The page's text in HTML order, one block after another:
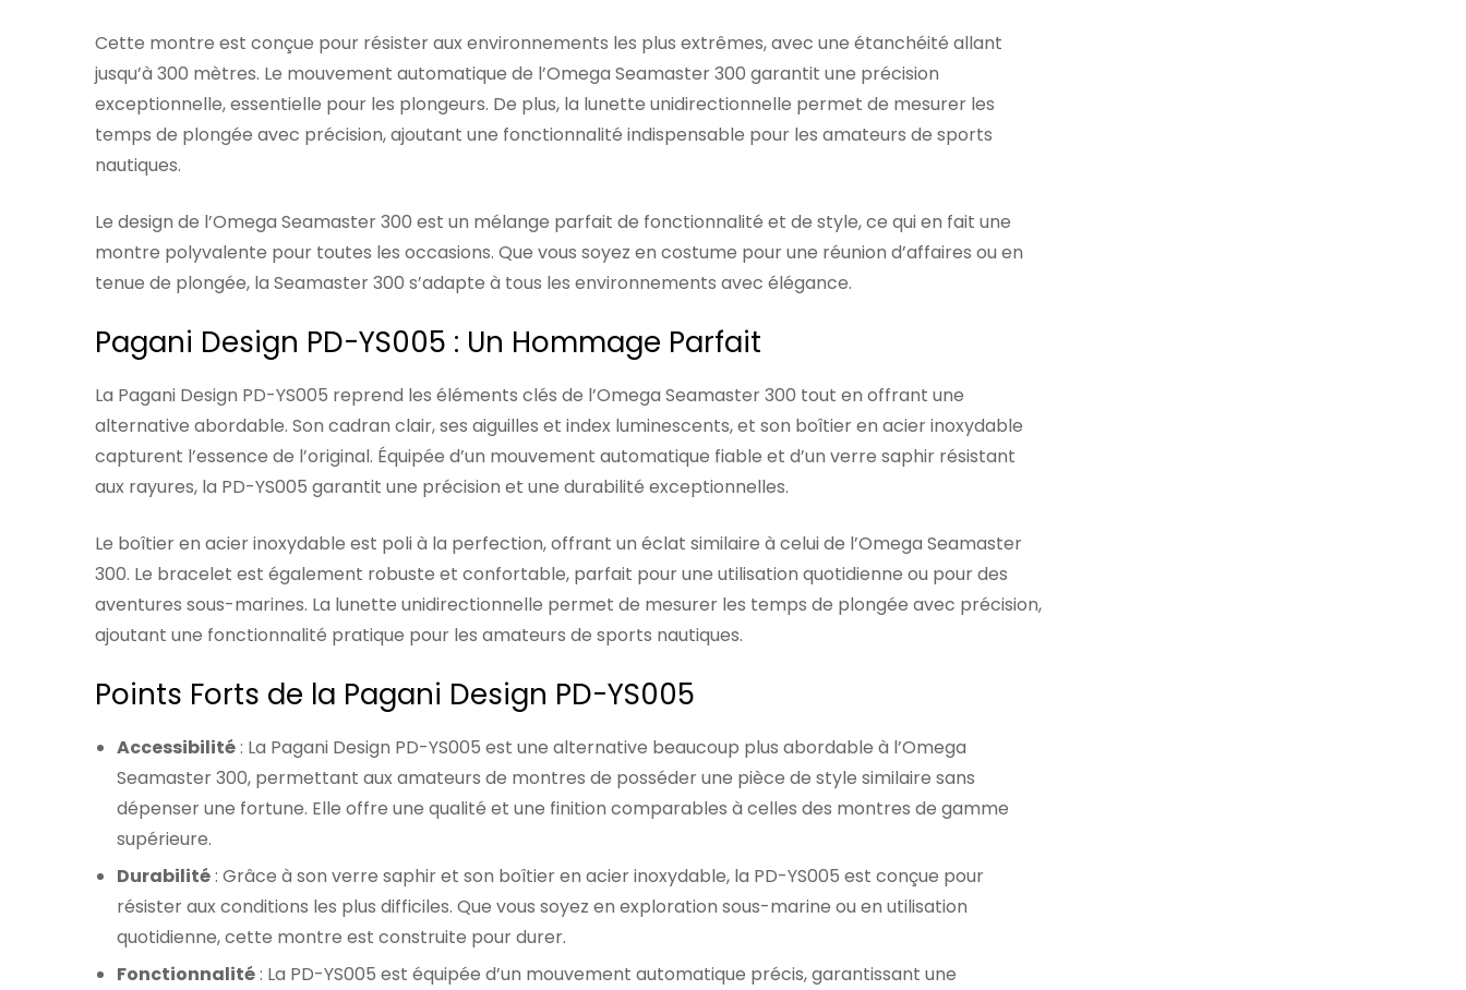
Cette montre est conçue pour résister aux environnements les plus extrêmes, avec une étanchéité allant
jusqu’à 300 mètres. Le mouvement automatique de l’Omega Seamaster 300 garantit une précision
exceptionnelle, essentielle pour les plongeurs. De plus, la lunette unidirectionnelle permet de mesurer les
temps de plongée avec précision, ajoutant une fonctionnalité indispensable pour les amateurs de sports
nautiques.
Le design de l’Omega Seamaster 300 est un mélange parfait de fonctionnalité et de style, ce qui en fait une
montre polyvalente pour toutes les occasions. Que vous soyez en costume pour une réunion d’affaires ou en
tenue de plongée, la Seamaster 300 s’adapte à tous les environnements avec élégance.
Pagani Design PD-YS005 : Un Hommage Parfait
La Pagani Design PD-YS005 reprend les éléments clés de l’Omega Seamaster 300 tout en offrant une
alternative abordable. Son cadran clair, ses aiguilles et index luminescents, et son boîtier en acier inoxydable
capturent l’essence de l’original. Équipée d’un mouvement automatique fiable et d’un verre saphir résistant
aux rayures, la PD-YS005 garantit une précision et une durabilité exceptionnelles.
Le boîtier en acier inoxydable est poli à la perfection, offrant un éclat similaire à celui de l’Omega Seamaster
300. Le bracelet est également robuste et confortable, parfait pour une utilisation quotidienne ou pour des
aventures sous-marines. La lunette unidirectionnelle permet de mesurer les temps de plongée avec précision,
ajoutant une fonctionnalité pratique pour les amateurs de sports nautiques.
Points Forts de la Pagani Design PD-YS005
Accessibilité: La Pagani Design PD-YS005 est une alternative beaucoup plus abordable à l’Omega
Seamaster 300, permettant aux amateurs de montres de posséder une pièce de style similaire sans
dépenser une fortune. Elle offre une qualité et une finition comparables à celles des montres de gamme
supérieure.
Durabilité: Grâce à son verre saphir et son boîtier en acier inoxydable, la PD-YS005 est conçue pour
résister aux conditions les plus difficiles. Que vous soyez en exploration sous-marine ou en utilisation
quotidienne, cette montre est construite pour durer.
Fonctionnalité: La PD-YS005 est équipée d’un mouvement automatique précis, garantissant une